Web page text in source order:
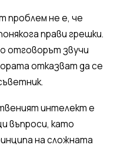
проблем не е, че
прави грешки.
отговорът звучи
отказват да се
интелект е
въпроси, като
на сложната